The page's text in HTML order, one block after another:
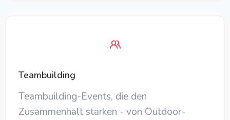
Teambuilding
Teambuilding-Events, die den
Zusammenhalt stärken - von Outdoor-